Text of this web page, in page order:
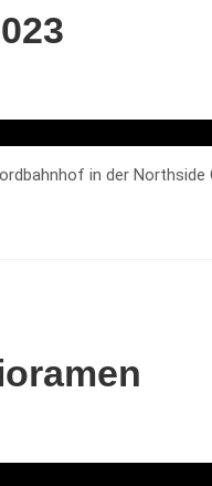
in der Northside